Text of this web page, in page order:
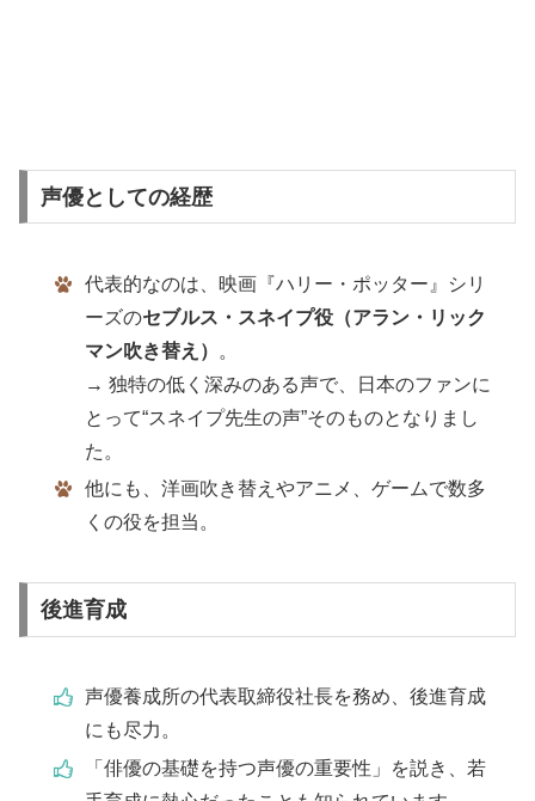
声優としての経歴
代表的なのは、映画『ハリー・ポッター』シリ
ーズのセブルス・スネイプ役（アラン・リック
マン吹き替え）
。
→ 独特の低く深みのある声で、日本のファンに
とって“スネイプ先生の声”そのものとなりまし
た。
他にも、洋画吹き替えやアニメ、ゲームで数多
くの役を担当。
後進育成
声優養成所の代表取締役社長を務め、後進育成
にも尽力。
「俳優の基礎を持つ声優の重要性」を説き、若